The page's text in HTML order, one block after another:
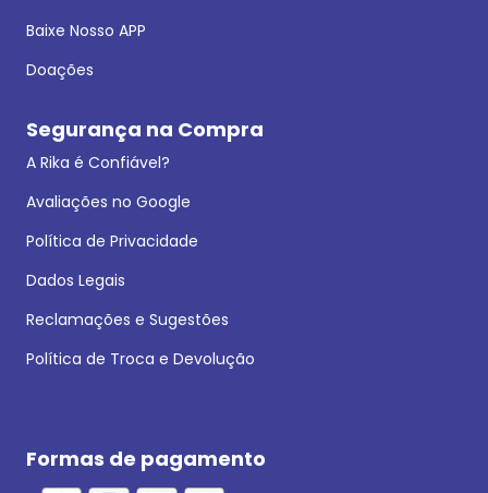
Baixe Nosso APP
Doações
Segurança na Compra
A Rika é Confiável?
Avaliações no Google
Política de Privacidade
Dados Legais
Reclamações e Sugestões
Política de Troca e Devolução
Formas de pagamento